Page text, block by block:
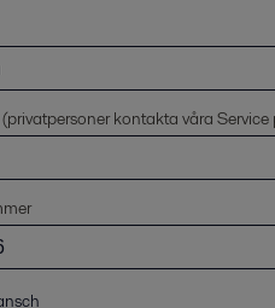
kontakta våra